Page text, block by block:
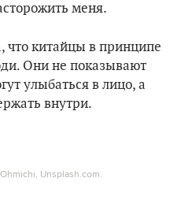
меня.
что китайцы в принципе
Они не показывают
улыбаться в лицо, а
внутри.
Unsplash.com.